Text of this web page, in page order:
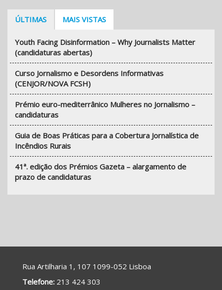
ÚLTIMAS MAIS VISTAS
Youth Facing Disinformation – Why Journalists Matter
(candidaturas abertas)
Curso Jornalismo e Desordens Informativas
(CENJOR/NOVA FCSH)
Prémio euro-mediterrânico Mulheres no Jornalismo –
candidaturas
Guia de Boas Práticas para a Cobertura Jornalística de
Incêndios Rurais
41ª. edição dos Prémios Gazeta – alargamento de
prazo de candidaturas
Rua Artilharia 1, 107 1099-052 Lisboa
Telefone: 213 424 303